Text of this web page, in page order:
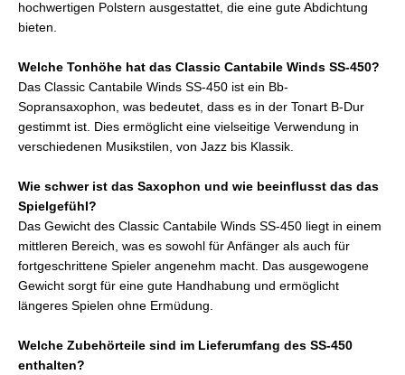
hochwertigen Polstern ausgestattet, die eine gute Abdichtung
bieten.
Welche Tonhöhe hat das Classic Cantabile Winds SS-450?
Das Classic Cantabile Winds SS-450 ist ein Bb-
Sopransaxophon, was bedeutet, dass es in der Tonart B-Dur
gestimmt ist. Dies ermöglicht eine vielseitige Verwendung in
verschiedenen Musikstilen, von Jazz bis Klassik.
Wie schwer ist das Saxophon und wie beeinflusst das das
Spielgefühl?
Das Gewicht des Classic Cantabile Winds SS-450 liegt in einem
mittleren Bereich, was es sowohl für Anfänger als auch für
fortgeschrittene Spieler angenehm macht. Das ausgewogene
Gewicht sorgt für eine gute Handhabung und ermöglicht
längeres Spielen ohne Ermüdung.
Welche Zubehörteile sind im Lieferumfang des SS-450
enthalten?